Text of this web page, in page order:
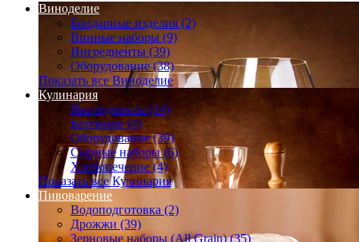
Виноделие
Бондарные изделия (2)
Винные наборы (9)
Ингредиенты (39)
Оборудование (38)
Показать все Виноделие
Кулинария
Ингредиенты (14)
Копчение (4)
Оборудование (39)
Сырные наборы (6)
Хлебопечение (4)
Показать все Кулинария
Пивоварение
Водоподготовка (2)
Дрожжи (39)
Зерновые наборы (All Grain) (35)